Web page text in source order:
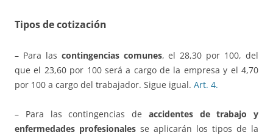
Tipos de cotización
– Para las contingencias comunes, el 28,30 por 100, del
que el 23,60 por 100 será a cargo de la empresa y el 4,70
por 100 a cargo del trabajador. Sigue igual. Art. 4.
– Para las contingencias de accidentes de trabajo y
enfermedades profesionales se aplicarán los tipos de la